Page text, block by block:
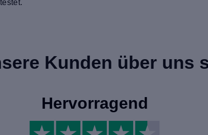
Kunden über uns
Hervorragend